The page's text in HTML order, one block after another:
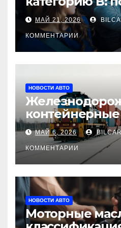
для будущих
МАЙ 21, 2026
КОММЕНТАРИИ
НОВОСТИ АВТО
из Китая в
маршруты,
требования
МАЙ 6, 2026
КОММЕНТАРИИ
НОВОСТИ АВТО
Моторные